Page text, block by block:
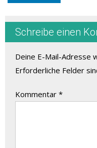
Schreibe einen
Deine E-Mail-Adresse
Erforderliche Felder
Kommentar *